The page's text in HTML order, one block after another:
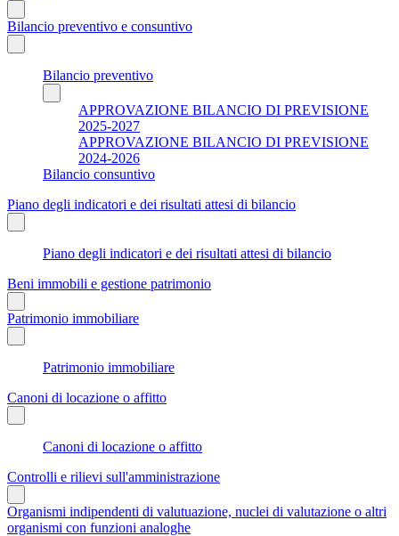
Bilancio preventivo e consuntivo
Bilancio preventivo
APPROVAZIONE BILANCIO DI PREVISIONE
2025-2027
APPROVAZIONE BILANCIO DI PREVISIONE
2024-2026
Bilancio consuntivo
Piano degli indicatori e dei risultati attesi di bilancio
Piano degli indicatori e dei risultati attesi di bilancio
Beni immobili e gestione patrimonio
Patrimonio immobiliare
Patrimonio immobiliare
Canoni di locazione o affitto
Canoni di locazione o affitto
Controlli e rilievi sull'amministrazione
Organismi indipendenti di valutuazione, nuclei di valutazione o altri
organismi con funzioni analoghe